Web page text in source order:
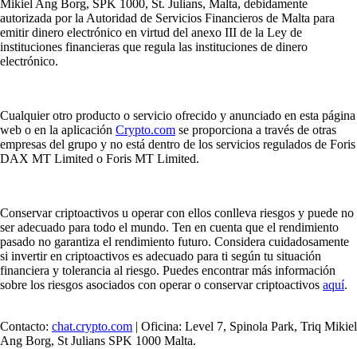
Mikiel Ang Borg, SPK 1000, St. Julians, Malta, debidamente
autorizada por la Autoridad de Servicios Financieros de Malta para
emitir dinero electrónico en virtud del anexo III de la Ley de
instituciones financieras que regula las instituciones de dinero
electrónico.
Cualquier otro producto o servicio ofrecido y anunciado en esta página
web o en la aplicación Crypto.com se proporciona a través de otras
empresas del grupo y no está dentro de los servicios regulados de Foris
DAX MT Limited o Foris MT Limited.
Conservar criptoactivos u operar con ellos conlleva riesgos y puede no
ser adecuado para todo el mundo. Ten en cuenta que el rendimiento
pasado no garantiza el rendimiento futuro. Considera cuidadosamente
si invertir en criptoactivos es adecuado para ti según tu situación
financiera y tolerancia al riesgo. Puedes encontrar más información
sobre los riesgos asociados con operar o conservar criptoactivos aquí.
Contacto: chat.crypto.com | Oficina: Level 7, Spinola Park, Triq Mikiel
Ang Borg, St Julians SPK 1000 Malta.